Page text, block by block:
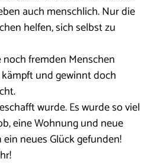
auch menschlich. Nur die
helfen, sich selbst zu
fremden Menschen
und gewinnt doch
wurde. Es wurde so viel
eine Wohnung und neue
neues Glück gefunden!